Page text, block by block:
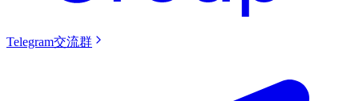
Telegram交流群